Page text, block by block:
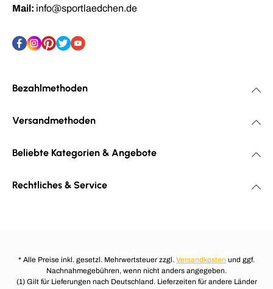
Mail: info@sportlaedchen.de
Bezahlmethoden
Versandmethoden
Beliebte Kategorien & Angebote
Rechtliches & Service
* Alle Preise inkl. gesetzl. Mehrwertsteuer zzgl. Versandkosten und ggf.
Nachnahmegebühren, wenn nicht anders angegeben.
(1) Gilt für Lieferungen nach Deutschland. Lieferzeiten für andere Länder